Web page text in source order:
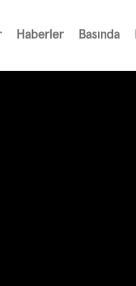
Haberler Basında